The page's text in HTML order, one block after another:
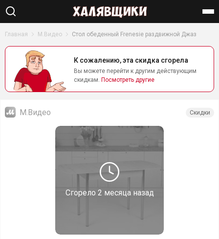
Найти
Главная М.Видео Стол обеденный Frenesie раздвижной Джаз
К сожалению, эта скидка сгорела
Вы можете перейти к другим действующим
скидкам. Посмотреть другие
Сгорело 2 месяца назад
М.Видео Скидки